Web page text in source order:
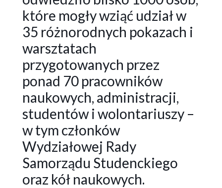
które mogły wziąć udział w
35 różnorodnych pokazach i
warsztatach
przygotowanych przez
ponad 70 pracowników
naukowych, administracji,
studentów i wolontariuszy –
w tym członków
Wydziałowej Rady
Samorządu Studenckiego
oraz kół naukowych.